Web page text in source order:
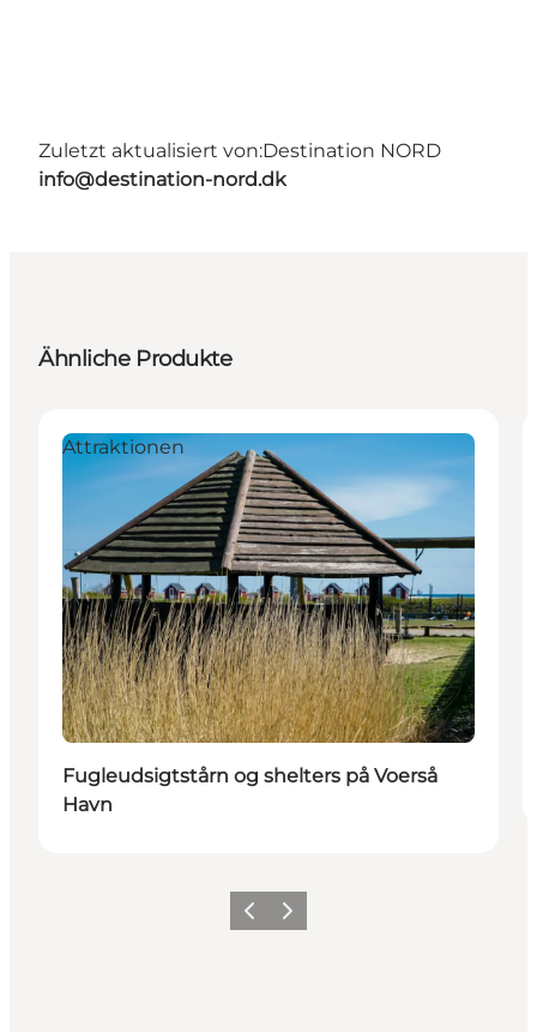
Zuletzt aktualisiert von:Destination NORD
info@destination-nord.dk
Ähnliche Produkte
Attraktionen
Fugleudsigtstårn og shelters på Voerså
Havn
ZurückWeiter